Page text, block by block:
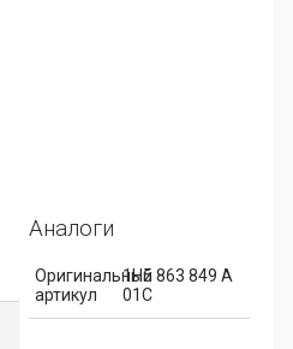
Аналоги
Оригинальный
артикул
1H5 863 849 A
01C